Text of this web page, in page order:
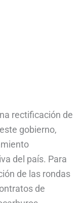
rectificación de
gobierno,
del país. Para
de las rondas
de